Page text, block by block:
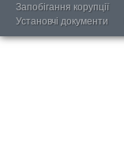
Запобігання корупції
Установчі документи